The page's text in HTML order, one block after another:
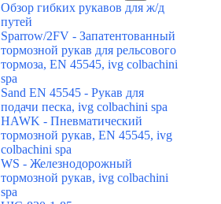
Обзор гибких рукавов для ж/д
путей
Sparrow/2FV - Запатентованный
тормозной рукав для рельсового
тормоза, EN 45545, ivg colbachini
spa
Sand EN 45545 - Рукав для
подачи песка, ivg colbachini spa
HAWK - Пневматический
тормозной рукав, EN 45545, ivg
colbachini spa
WS - Железнодорожный
тормозной рукав, ivg colbachini
spa